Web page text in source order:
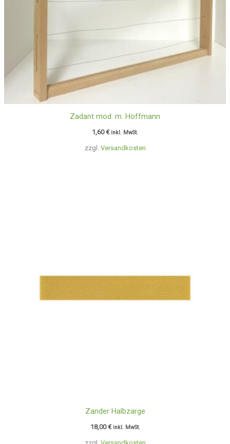
zzgl. Versandkosten
Zadant mod. m. Hoffmann
1,60€ inkl. MwSt.
Zander Halbzarge
18,00€ inkl. MwSt.